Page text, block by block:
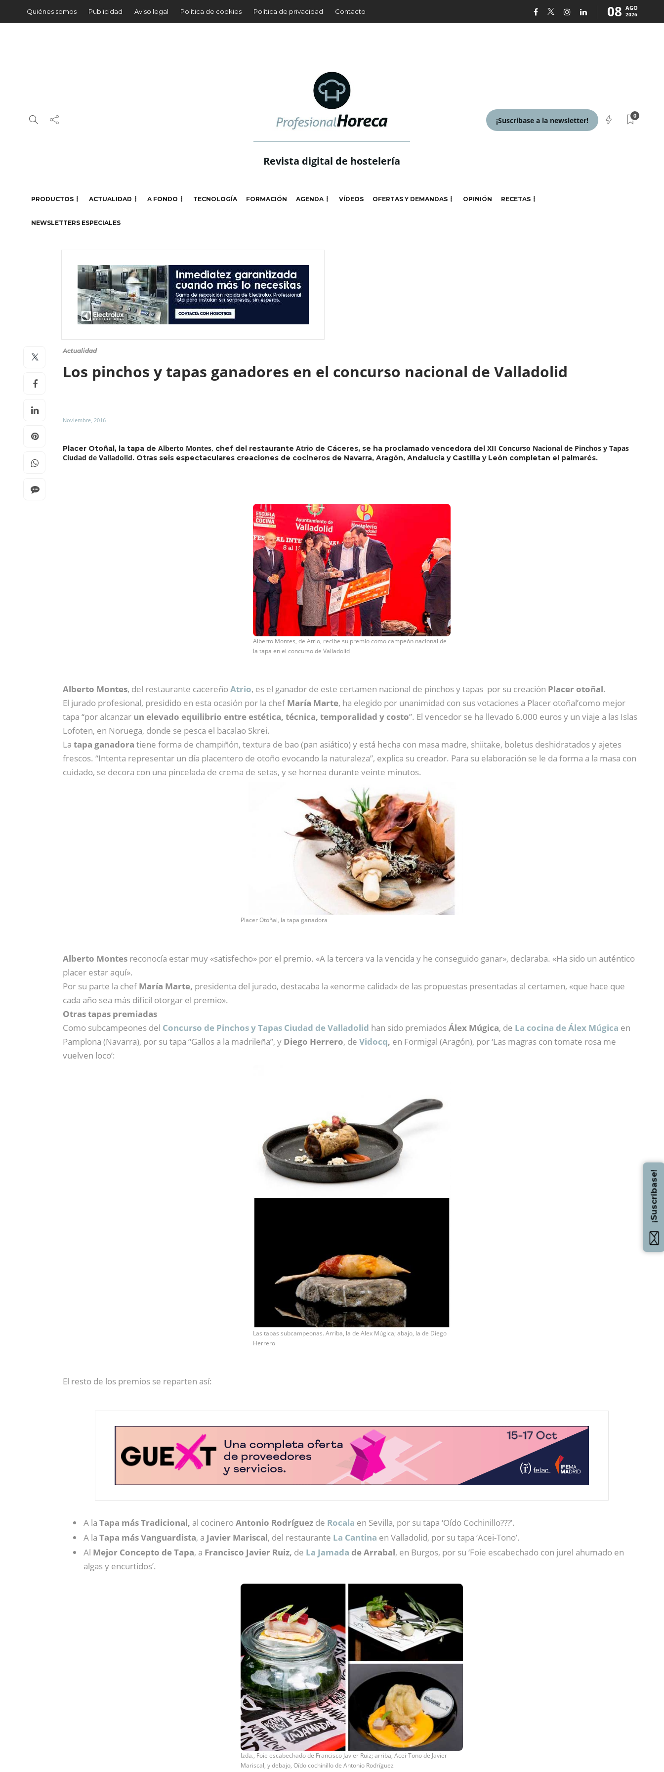
Quiénes somos Publicidad Aviso legal Política de cookies Política de privacidad Contacto 08 AGO
2026
Revista digital de hostelería
¡Suscríbase a la newsletter!
0
PRODUCTOS ACTUALIDAD A FONDO TECNOLOGÍA FORMACIÓN AGENDA VÍDEOS OFERTAS Y DEMANDAS OPINIÓN RECETAS
NEWSLETTERS ESPECIALES
Actualidad
Los pinchos y tapas ganadores en el concurso nacional de Valladolid
Noviembre, 2016
Placer Otoñal, la tapa de Alberto Montes, chef del restaurante Atrio de Cáceres, se ha proclamado vencedora del XII Concurso Nacional de Pinchos y Tapas
Ciudad de Valladolid. Otras seis espectaculares creaciones de cocineros de Navarra, Aragón, Andalucía y Castilla y León completan el palmarés.
Alberto Montes, de Atrio, recibe su premio como campeón nacional de
la tapa en el concurso de Valladolid
Alberto Montes, del restaurante cacereñoAtrio, es el ganador de este certamen nacional de pinchos y tapas por su creación Placer otoñal.
El jurado profesional, presidido en esta ocasión por la chefMaría Marte, ha elegido por unanimidad con sus votaciones a Placer otoñal’como mejor
tapa “por alcanzar un elevado equilibrio entre estética, técnica, temporalidad y costo”. El vencedor se ha llevado 6.000 euros y un viaje a las Islas
Lofoten, en Noruega, donde se pesca el bacalao Skrei.
La tapa ganadora tiene forma de champiñón, textura de bao (pan asiático) y está hecha con masa madre, shiitake, boletus deshidratados y ajetes
frescos. “Intenta representar un día placentero de otoño evocando la naturaleza”, explica su creador. Para su elaboración se le da forma a la masa con
cuidado, se decora con una pincelada de crema de setas, y se hornea durante veinte minutos.
Placer Otoñal, la tapa ganadora
Alberto Montes reconocía estar muy «satisfecho» por el premio. «A la tercera va la vencida y he conseguido ganar», declaraba. «Ha sido un auténtico
placer estar aquí».
Por su parte la chefMaría Marte, presidenta del jurado, destacaba la «enorme calidad» de las propuestas presentadas al certamen, «que hace que
cada año sea más difícil otorgar el premio».
Otras tapas premiadas
Como subcampeones del Concurso de Pinchos y Tapas Ciudad de Valladolid han sido premiadosÁlex Múgica, de La cocina de Álex Múgica en
Pamplona (Navarra), por su tapa “Gallos a la madrileña”, y Diego Herrero, de Vidocq, en Formigal (Aragón), por ‘Las magras con tomate rosa me
vuelven loco’:
Las tapas subcampeonas. Arriba, la de Alex Múgica; abajo, la de Diego
Herrero
El resto de los premios se reparten así:
A la Tapa más Tradicional, al cocineroAntonio Rodríguez de Rocala en Sevilla, por su tapa ‘Oído Cochinillo???’.
A la Tapa más Vanguardista, a Javier Mariscal, del restaurante La Cantina en Valladolid, por su tapa ‘Acei-Tono’.
Al Mejor Concepto de Tapa, a Francisco Javier Ruiz, de La Jamada de Arrabal, en Burgos, por su ‘Foie escabechado con jurel ahumado en
algas y encurtidos’.
Izda., Foie escabechado de Francisco Javier Ruiz; arriba, Acei-Tono de Javier
Mariscal, y debajo, Oído cochinillo de Antonio Rodríguez
¡Suscríbase!